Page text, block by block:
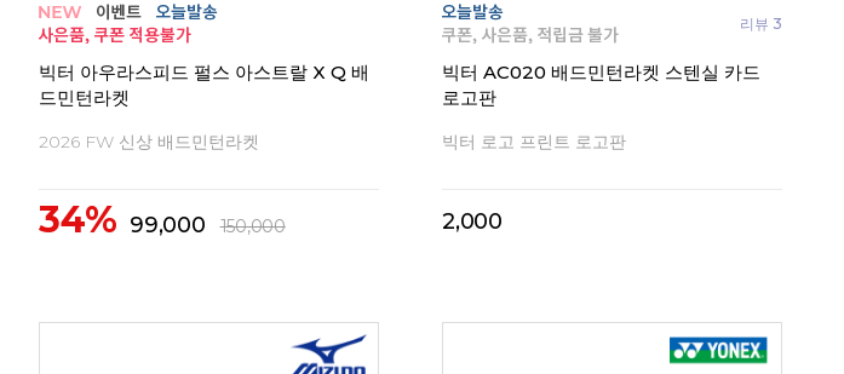
빅터 아우라스피드 펄스 아스트랄 X Q 배
드민턴라켓
2026 FW 신상 배드민턴라켓
34% 99,000 150,000
리뷰 3
빅터 AC020 배드민턴라켓 스텐실 카드
로고판
빅터 로고 프린트 로고판
2,000